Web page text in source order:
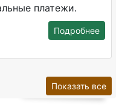
платежи.
Подробнее
Показать все